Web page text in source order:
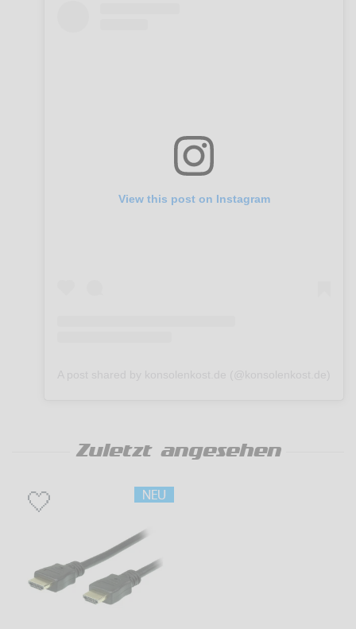
View this post on Instagram
Zuletzt angesehen